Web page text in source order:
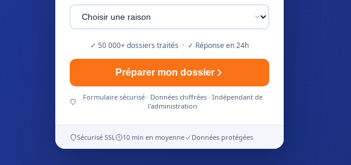
✓ 50 000+ dossiers traités · ✓ Réponse en 24h
Préparer mon dossier
Formulaire sécurisé · Données chiffrées · Indépendant de
l'administration
Sécurisé SSL 10 min en moyenne Données protégées